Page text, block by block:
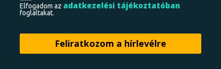
Elfogadom az adatkezelési tájékoztatóban
foglaltakat.